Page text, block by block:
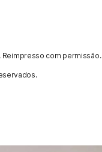
Reimpresso com permissão.